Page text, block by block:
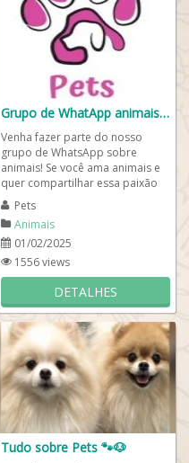
Grupo de WhatApp animais 🐶🐱🐾
Venha fazer parte do nosso
grupo de WhatsApp sobre
animais! Se você ama animais e
quer compartilhar essa paixão
com outras pessoas, nosso
grupo de WhatsApp...
Pets
Animais
01/02/2025
1556 views
DETALHES
Tudo sobre Pets 🐾🐶